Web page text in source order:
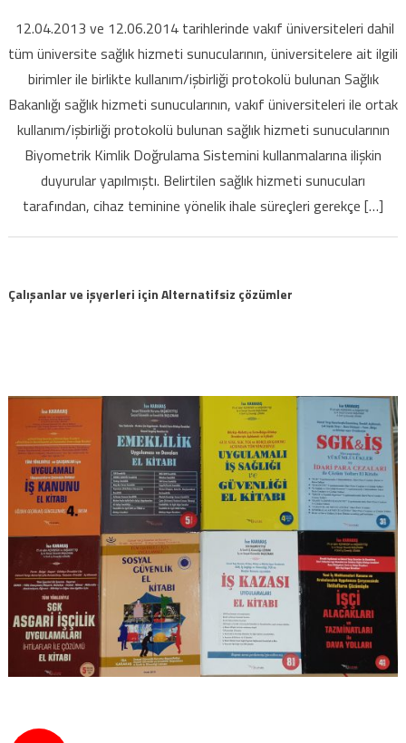
erteleme
için
12.04.2013 ve 12.06.2014 tarihlerinde vakıf üniversiteleri dahil
tüm üniversite sağlık hizmeti sunucularının, üniversitelere ait ilgili
birimler ile birlikte kullanım/işbirliği protokolü bulunan Sağlık
Bakanlığı sağlık hizmeti sunucularının, vakıf üniversiteleri ile ortak
kullanım/işbirliği protokolü bulunan sağlık hizmeti sunucularının
Biyometrik Kimlik Doğrulama Sistemini kullanmalarına ilişkin
duyurular yapılmıştı. Belirtilen sağlık hizmeti sunucuları
tarafından, cihaz teminine yönelik ihale süreçleri gerekçe […]
Çalışanlar ve işyerleri için Alternatifsiz çözümler